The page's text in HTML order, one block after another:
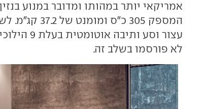
המספק 305 כ"ס
עצור וסע
לא פורסמו בשלב זה.